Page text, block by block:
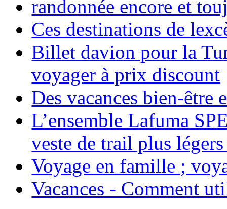
randonnée encore et
Ces destinations de
Billet davion pour la
voyager à prix discount
Des vacances bien-être
L’ensemble Lafuma
veste de trail plus
Voyage en famille ;
Vacances - Comment